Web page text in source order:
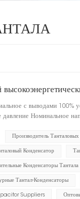
с выводами 100%
давление Номинальное
Производитель
Конденсатор
Конденсаторы Тантала
Тантал-Конденсаторы
Suppliers